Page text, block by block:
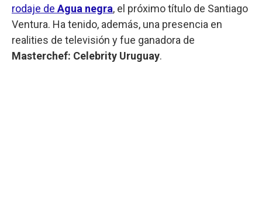
rodaje de Agua negra, el próximo título de Santiago
Ventura. Ha tenido, además, una presencia en
realities de televisión y fue ganadora de
Masterchef: Celebrity Uruguay.